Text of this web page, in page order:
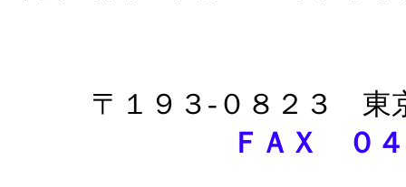
〒１９３-０８２３ 東
ＦＡＸ ０